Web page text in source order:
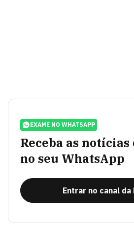
EXAME NO WHATSAPP
Receba as notícias
no seu WhatsApp
Entrar no canal da